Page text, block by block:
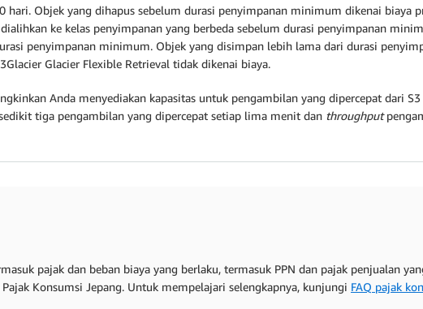
Objek yang dihapus sebelum durasi penyimpanan minimum dikenai biaya
ke kelas penyimpanan yang berbeda sebelum durasi penyimpanan
penyimpanan minimum. Objek yang disimpan lebih lama dari durasi
Glacier Flexible Retrieval tidak dikenai biaya.
Anda menyediakan kapasitas untuk pengambilan yang dipercepat dari
tiga pengambilan yang dipercepat setiap lima menit dan throughput
pajak dan beban biaya yang berlaku, termasuk PPN dan pajak penjualan
Konsumsi Jepang. Untuk mempelajari selengkapnya, kunjungi FAQ pajak